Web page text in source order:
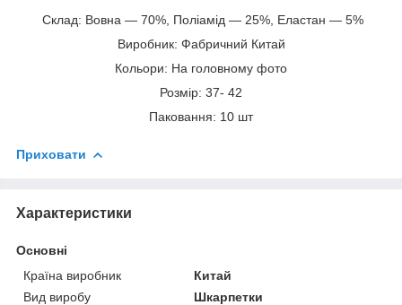
Склад: Вовна — 70%, Поліамід — 25%, Еластан — 5%
Виробник: Фабричний Китай
Кольори: На головному фото
Розмір: 37- 42
Паковання: 10 шт
Приховати
Характеристики
Основні
Країна виробник
Китай
Вид виробу
Шкарпетки